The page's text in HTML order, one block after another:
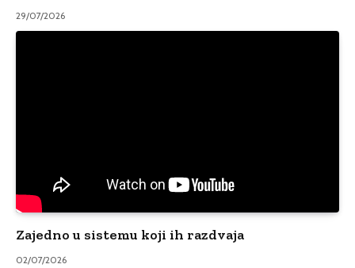
29/07/2026
Zajedno u sistemu koji ih razdvaja
02/07/2026